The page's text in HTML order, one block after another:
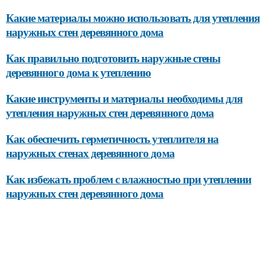
Какие материалы можно использовать для утепления
наружных стен деревянного дома
Как правильно подготовить наружные стены
деревянного дома к утеплению
Какие инструменты и материалы необходимы для
утепления наружных стен деревянного дома
Как обеспечить герметичность утеплителя на
наружных стенах деревянного дома
Как избежать проблем с влажностью при утеплении
наружных стен деревянного дома